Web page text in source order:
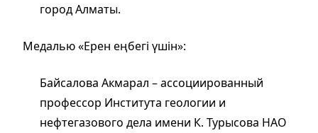
город Алматы.
Медалью «Ерен еңбегі үшін»:
Байсалова Акмарал – ассоциированный
профессор Института геологии и
нефтегазового дела имени К. Турысова НАО